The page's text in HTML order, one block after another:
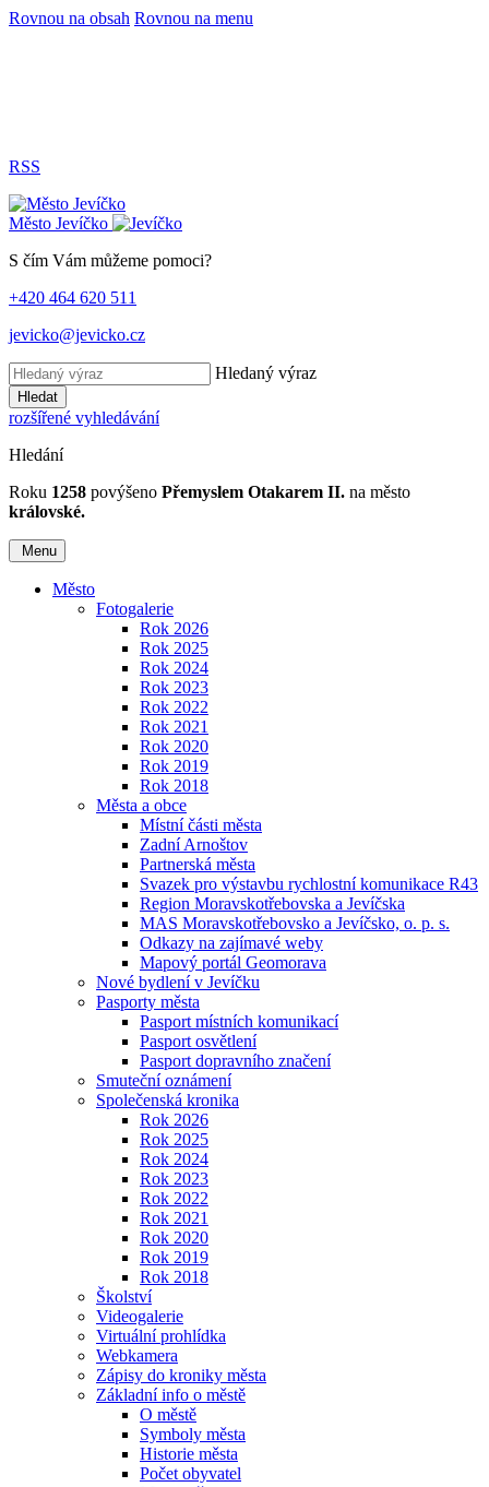
Rovnou na obsah Rovnou na menu
RSS
Město Jevíčko
S čím Vám můžeme pomoci?
+420 464 620 511
jevicko@jevicko.cz
Hledaný výraz
Hledat
rozšířené vyhledávání
Hledání
Roku 1258 povýšeno Přemyslem Otakarem II. na město
královské.
Menu
Město
Fotogalerie
Rok 2026
Rok 2025
Rok 2024
Rok 2023
Rok 2022
Rok 2021
Rok 2020
Rok 2019
Rok 2018
Města a obce
Místní části města
Zadní Arnoštov
Partnerská města
Svazek pro výstavbu rychlostní komunikace R43
Region Moravskotřebovska a Jevíčska
MAS Moravskotřebovsko a Jevíčsko, o. p. s.
Odkazy na zajímavé weby
Mapový portál Geomorava
Nové bydlení v Jevíčku
Pasporty města
Pasport místních komunikací
Pasport osvětlení
Pasport dopravního značení
Smuteční oznámení
Společenská kronika
Rok 2026
Rok 2025
Rok 2024
Rok 2023
Rok 2022
Rok 2021
Rok 2020
Rok 2019
Rok 2018
Školství
Videogalerie
Virtuální prohlídka
Webkamera
Zápisy do kroniky města
Základní info o městě
O městě
Symboly města
Historie města
Počet obyvatel